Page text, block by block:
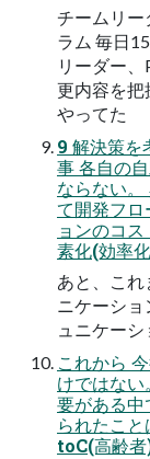
チームリー
ラム 毎日
リーダー
更内容を把
やってた
9 解決策を
事 各自の
ならない
て開発フロ
ョンのコ
素化(効率
あと、これ
ニケーシ
ュニケー
これから
けではな
要がある中
られたこ
toC(高齢